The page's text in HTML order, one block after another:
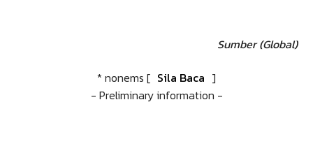
Sumber (Global)
* nonems [ Sila Baca ]
- Preliminary information -